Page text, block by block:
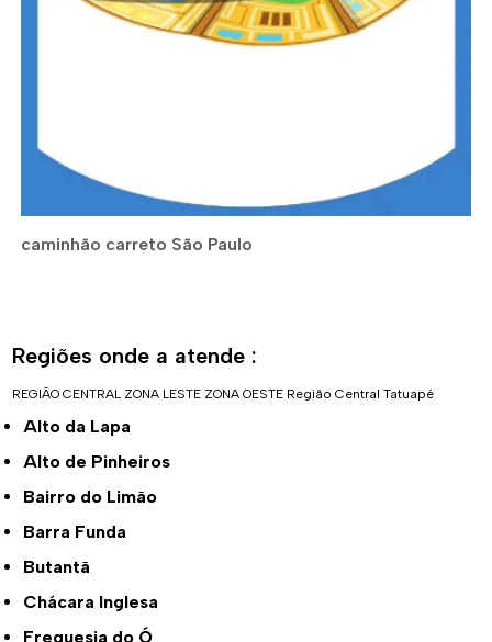
caminhão carreto São Paulo
Regiões onde a atende :
REGIÃO CENTRAL ZONA LESTE ZONA OESTE Região Central Tatuapé
Alto da Lapa
Alto de Pinheiros
Bairro do Limão
Barra Funda
Butantã
Chácara Inglesa
Freguesia do Ó